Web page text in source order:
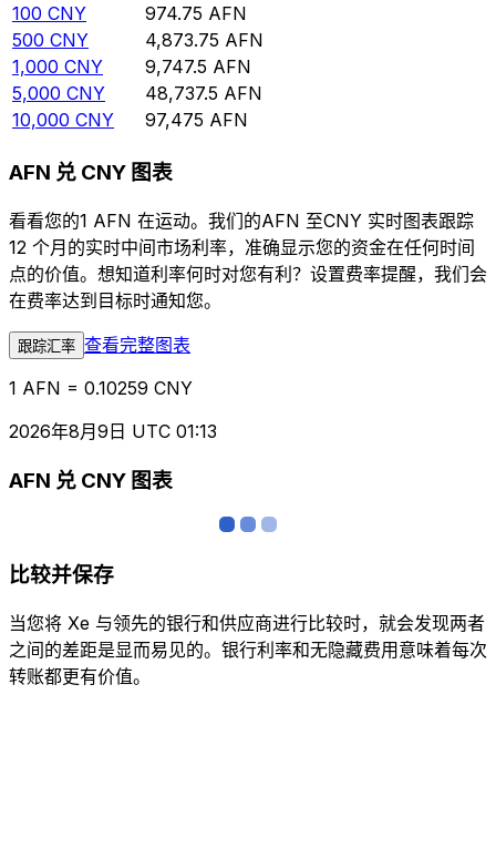
100 CNY 974.75 AFN
500 CNY 4,873.75 AFN
1,000 CNY 9,747.5 AFN
5,000 CNY 48,737.5 AFN
10,000 CNY 97,475 AFN
AFN 兑 CNY 图表
看看您的1 AFN 在运动。我们的AFN 至CNY 实时图表跟踪
12 个月的实时中间市场利率，准确显示您的资金在任何时间
点的价值。想知道利率何时对您有利？设置费率提醒，我们会
在费率达到目标时通知您。
跟踪汇率 查看完整图表
1 AFN = 0.10259 CNY
2026年8月9日 UTC 01:13
AFN 兑 CNY 图表
比较并保存
当您将 Xe 与领先的银行和供应商进行比较时，就会发现两者
之间的差距是显而易见的。银行利率和无隐藏费用意味着每次
转账都更有价值。